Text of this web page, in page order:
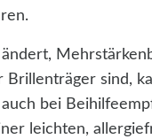
sind,
bei
leichten,